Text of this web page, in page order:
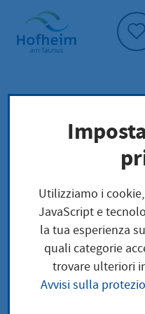
Home"
Pagina iniziale
Pianificazione,
Projekte
Im Rahmen des
Utilizziamo i
JavaScript e
la tua esperienza
quali categorie
trovare ulteriori
Avvisi sulla